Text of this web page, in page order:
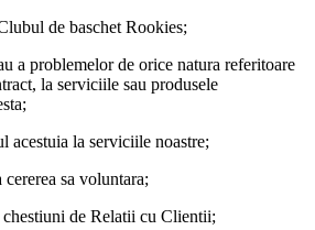
de baschet Rookies;
a problemelor de orice natura referitoare
la serviciile sau produsele
acestuia la serviciile noastre;
sa voluntara;
chestiuni de Relatii cu Clientii;